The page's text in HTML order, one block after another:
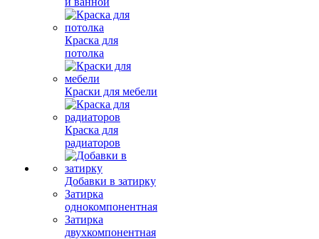
Краска для
потолка
Краски для мебели
Краска для
радиаторов
Добавки в затирку
Затирка
однокомпонентная
Затирка
двухкомпонентная